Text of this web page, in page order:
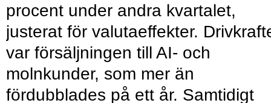
procent under andra kvartalet,
justerat för valutaeffekter.
var försäljningen till AI- och
molnkunder, som mer än
fördubblades på ett år. Samtidigt